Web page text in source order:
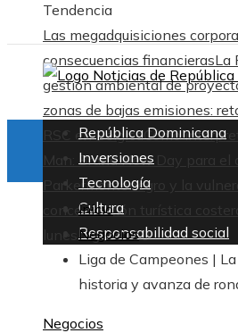
Tendencia
Las megadquisiciones
consecuencias financierasLa
gestión ambiental de
zonas de bajas emisiones:
RSC en BélgicaCómo
Man: Brand New Day para el
ParkerMontenegro y la
concentración turística costera
lunes, agosto 10
República Dominicana
Inversiones
Tecnología
Cultura
Responsabilidad social
Inicio
Negocios
Liga de Campeones |
historia y avanza de
Negocios